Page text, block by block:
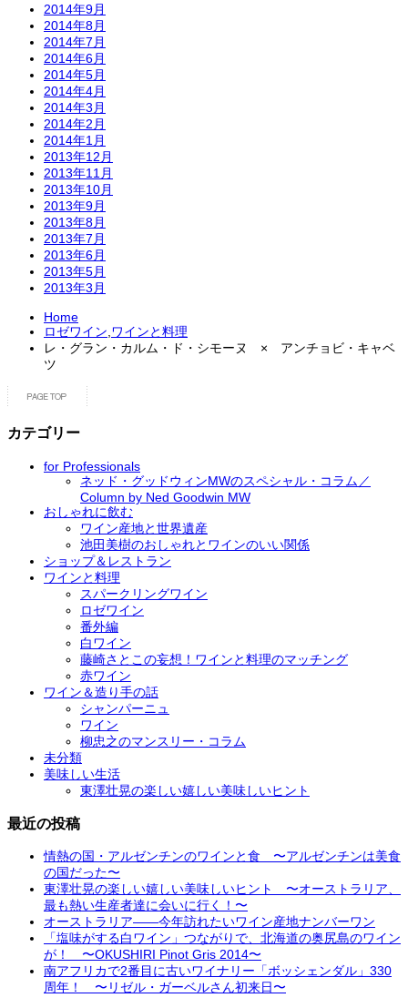
2014年9月
2014年8月
2014年7月
2014年6月
2014年5月
2014年4月
2014年3月
2014年2月
2014年1月
2013年12月
2013年11月
2013年10月
2013年9月
2013年8月
2013年7月
2013年6月
2013年5月
2013年3月
Home
ロゼワイン ワインと料理
レ・グラン・カルム・ド・シモーヌ × アンチョビ・キャベ
ツ
カテゴリー
for Professionals
ネッド・グッドウィンMWのスペシャル・コラム／
Column by Ned Goodwin MW
おしゃれに飲む
ワイン産地と世界遺産
池田美樹のおしゃれとワインのいい関係
ショップ＆レストラン
ワインと料理
スパークリングワイン
ロゼワイン
番外編
白ワイン
藤崎さとこの妄想！ワインと料理のマッチング
赤ワイン
ワイン＆造り手の話
シャンパーニュ
ワイン
柳忠之のマンスリー・コラム
未分類
美味しい生活
東澤壮晃の楽しい嬉しい美味しいヒント
最近の投稿
情熱の国・アルゼンチンのワインと食 〜アルゼンチンは美食
の国だった〜
東澤壮晃の楽しい嬉しい美味しいヒント 〜オーストラリア、
最も熱い生産者達に会いに行く！〜
オーストラリア――今年訪れたいワイン産地ナンバーワン
「塩味がする白ワイン」つながりで、北海道の奥尻島のワイン
が！ 〜OKUSHIRI Pinot Gris 2014〜
南アフリカで2番目に古いワイナリー「ボッシェンダル」330
周年！ 〜リゼル・ガーベルさん初来日〜